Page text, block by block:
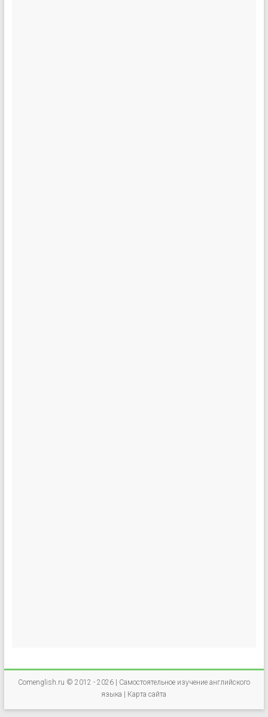
Comenglish.ru © 2012 - 2026 | Самостоятельное изучение английского
языка
Карта сайта